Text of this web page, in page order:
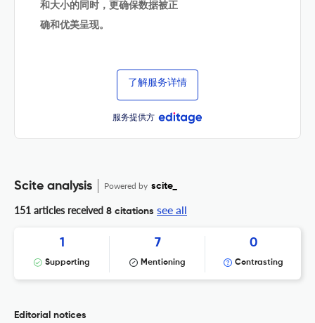
和大小的同时，更确保数据被正
确和优美呈现。
了解服务详情
服务提供方
Scite analysis Powered by scite_
151 articles received 8 citations see all
1
Supporting
7
Mentioning
0
Contrasting
Editorial notices